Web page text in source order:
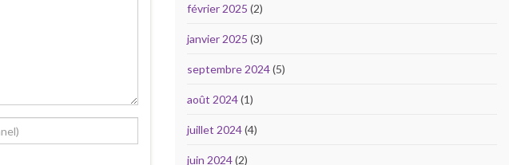
février 2025 (2)
janvier 2025 (3)
septembre 2024(5)
août 2024(1)
juillet 2024(4)
juin 2024(2)